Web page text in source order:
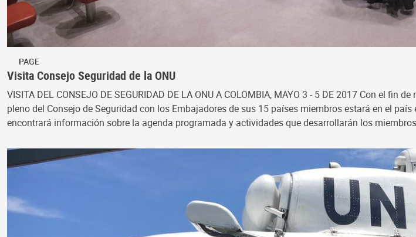
PAGE
Visita Consejo Seguridad de la ONU
VISITA DEL CONSEJO DE SEGURIDAD DE LA ONU A COLOMBIA, MAYO 3 - 5 DE 2017 Con el
pleno del Consejo de Seguridad con los Embajadores de sus 15 países miembros estará en el
encontrará información sobre la agenda programada y actividades que desarrollarán los